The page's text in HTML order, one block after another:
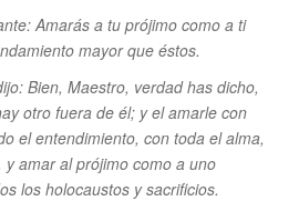
Amarás a tu prójimo como a ti
mayor que éstos.
Bien, Maestro, verdad has dicho,
otro fuera de él; y el amarle con
el entendimiento, con toda el alma,
y amar al prójimo como a uno
los holocaustos y sacrificios.